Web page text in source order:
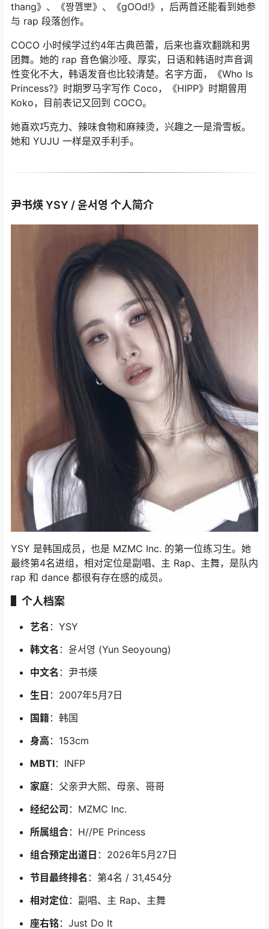
thang》、《짱껨뽀》、《gOOd!》，后两首还能看到她参
与 rap 段落创作。
COCO 小时候学过约4年古典芭蕾，后来也喜欢翻跳和男
团舞。她的 rap 音色偏沙哑、厚实，日语和韩语时声音调
性变化不大，韩语发音也比较清楚。名字方面，《Who Is
Princess?》时期罗马字写作 Coco，《HIPP》时期曾用
Koko，目前表记又回到 COCO。
她喜欢巧克力、辣味食物和麻辣烫，兴趣之一是滑雪板。
她和 YUJU 一样是双手利手。
尹书煐 YSY / 윤서영 个人简介
YSY 是韩国成员，也是 MZMC Inc. 的第一位练习生。她
最终第4名进组，相对定位是副唱、主 Rap、主舞，是队内
rap 和 dance 都很有存在感的成员。
▌个人档案
艺名 ：YSY
韩文名 ：윤서영 (Yun Seoyoung)
中文名 ：尹书煐
生日 ：2007年5月7日
国籍：韩国
身高 ：153cm
MBTI：INFP
家庭：父亲尹大熙、母亲、哥哥
经纪公司 ：MZMC Inc.
所属组合：H//PE Princess
组合预定出道日 ：2026年5月27日
节目最终排名 ：第4名 / 31,454分
相对定位：副唱、主 Rap、主舞
座右铭 ：Just Do It